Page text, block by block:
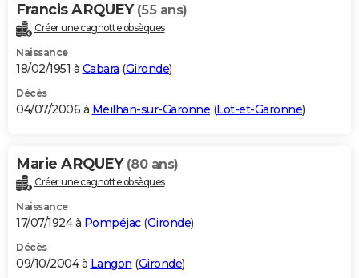
Francis ARQUEY (55 ans)
Créer une cagnotte obsèques
Naissance
18/02/1951 à Cabara (Gironde)
Décès
04/07/2006 à Meilhan-sur-Garonne (Lot-et-Garonne)
Marie ARQUEY (80 ans)
Créer une cagnotte obsèques
Naissance
17/07/1924 à Pompéjac(Gironde)
Décès
09/10/2004 à Langon (Gironde)